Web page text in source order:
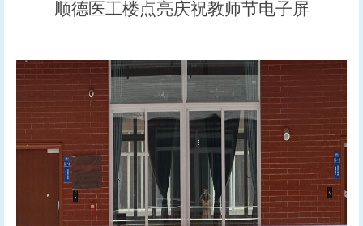
顺德医工楼点亮庆祝教师节电子屏